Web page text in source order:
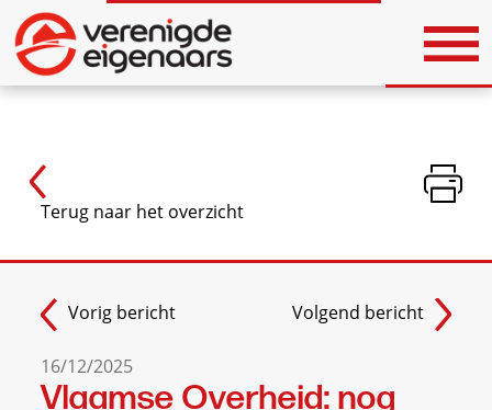
Vorig bericht Volgend bericht
16/12/2025
Vlaamse Overheid: nog